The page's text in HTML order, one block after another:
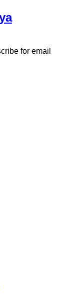
for email